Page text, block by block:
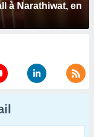
à Narathiwat, en